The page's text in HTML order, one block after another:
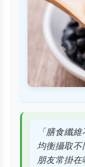
「膳食纖
均衡攝取
朋友常掛